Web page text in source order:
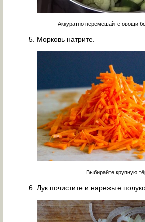
Аккуратно перемешайте овощи
Морковь натрите.
Выбирайте крупную
Лук почистите и нарежьте